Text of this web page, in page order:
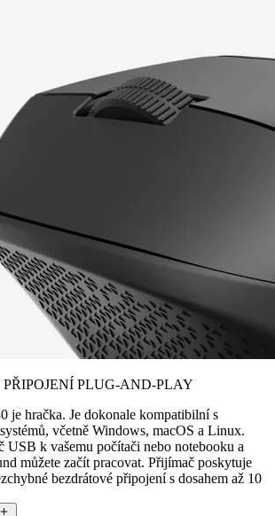
PLUG-AND-PLAY
je hračka. Je dokonale kompatibilní s
včetně Windows, macOS a Linux.
USB k vašemu počítači nebo notebooku a
můžete začít pracovat. Přijímač poskytuje
bezdrátové připojení s dosahem až 10